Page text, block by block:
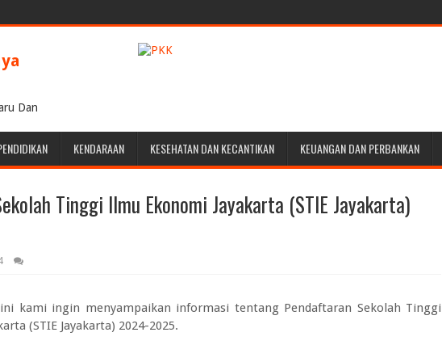
Dan
KENDARAAN KESEHATAN DAN KECANTIKAN KEUANGAN DAN PERBANKAN
Tinggi Ilmu Ekonomi Jayakarta (STIE Jayakarta)
ini kami ingin menyampaikan informasi tentang Pendaftaran Sekolah Tinggi
(STIE Jayakarta) 2024-2025.